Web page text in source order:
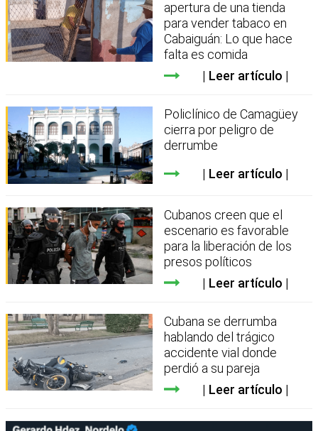
apertura de una tienda
para vender tabaco en
Cabaiguán: Lo que hace
falta es comida
Leer artículo
Policlínico de Camagüey
cierra por peligro de
derrumbe
Leer artículo
Cubanos creen que el
escenario es favorable
para la liberación de los
presos políticos
Leer artículo
Cubana se derrumba
hablando del trágico
accidente vial donde
perdió a su pareja
Leer artículo